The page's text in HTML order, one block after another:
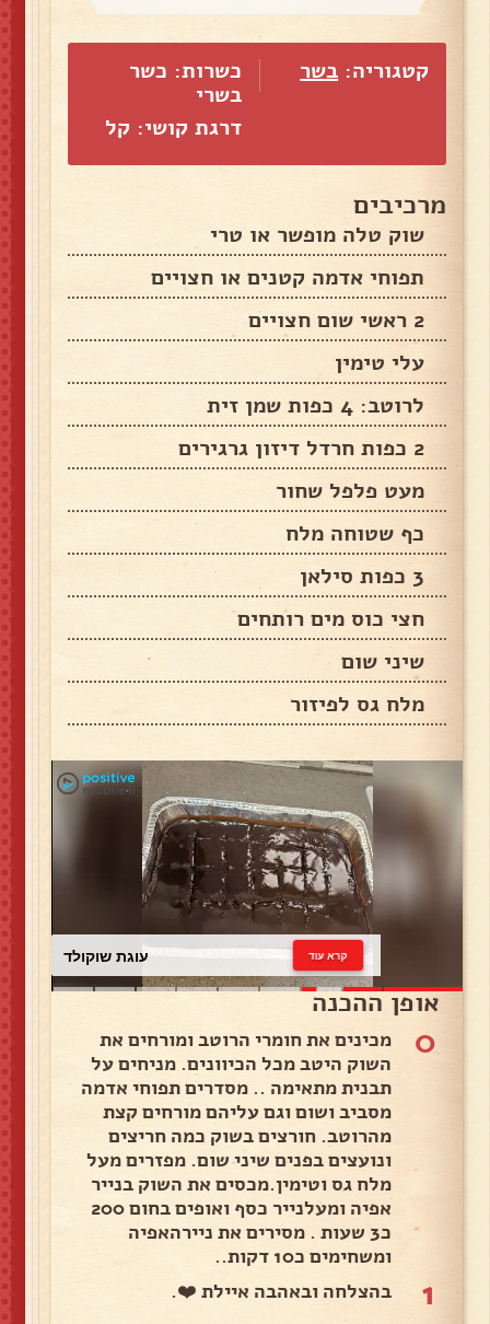
קטגוריה: בשר
כשרות: כשר
בשרי
דרגת קושי: קל
מרכיבים
שוק טלה מופשר או טרי
תפוחי אדמה קטנים או חצויים
2 ראשי שום חצויים
עלי טימין
לרוטב: 4 כפות שמן זית
2 כפות חרדל דיזון גרגירים
מעט פלפל שחור
כף שטוחה מלח
3 כפות סילאן
חצי כוס מים רותחים
שיני שום
מלח גס לפיזור
עוגת שוקולד קרא עוד
אופן ההכנה
0
מכינים את חומרי הרוטב ומורחים את
השוק היטב מכל הכיוונים. מניחים על
תבנית מתאימה .. מסדרים תפוחי אדמה
מסביב ושום וגם עליהם מורחים קצת
מהרוטב. חורצים בשוק כמה חריצים
ונועצים בפנים שיני שום. מפזרים מעל
מלח גס וטימין.מכסים את השוק בנייר
אפיה ומעלנייר כסף ואופים בחום 200
כ3 שעות . מסירים את ניירהאפיה
ומשחימים כ10 דקות..
1 בהצלחה ובאהבה איילת ❤️.